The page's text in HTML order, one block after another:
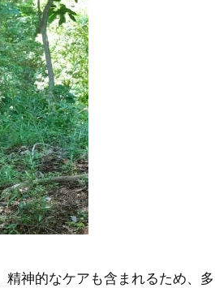
神的なケアも含まれるため、多